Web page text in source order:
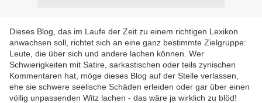
Dieses Blog, das im Laufe der Zeit zu einem richtigen Lexikon
anwachsen soll, richtet sich an eine ganz bestimmte Zielgruppe:
Leute, die über sich und andere lachen können. Wer
Schwierigkeiten mit Satire, sarkastischen oder teils zynischen
Kommentaren hat, möge dieses Blog auf der Stelle verlassen,
ehe sie schwere seelische Schäden erleiden oder gar über einen
völlig unpassenden Witz lachen - das wäre ja wirklich zu blöd!